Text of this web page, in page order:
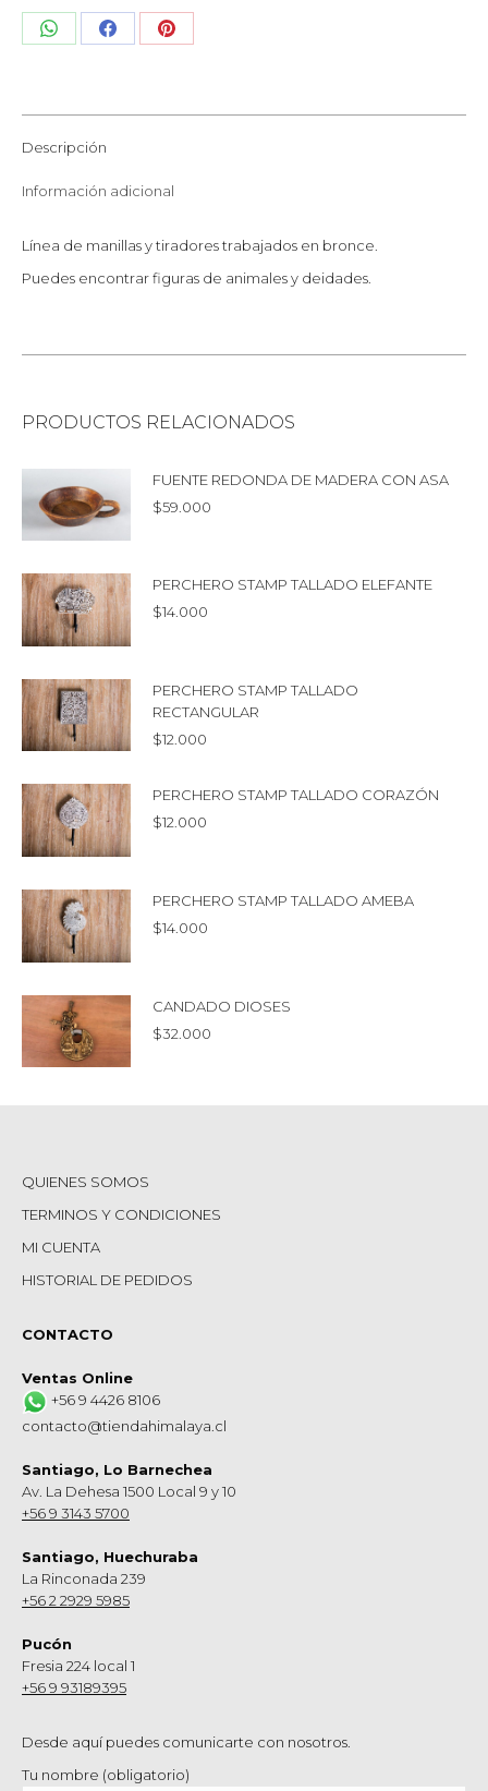
Share Share Share
Descripción
Información adicional
Línea de manillas y tiradores trabajados en bronce.
Puedes encontrar figuras de animales y deidades.
PRODUCTOS RELACIONADOS
FUENTE REDONDA DE MADERA CON ASA
$59.000
PERCHERO STAMP TALLADO ELEFANTE
$14.000
PERCHERO STAMP TALLADO
RECTANGULAR
$12.000
PERCHERO STAMP TALLADO CORAZÓN
$12.000
PERCHERO STAMP TALLADO AMEBA
$14.000
CANDADO DIOSES
$32.000
QUIENES SOMOS
TERMINOS Y CONDICIONES
MI CUENTA
HISTORIAL DE PEDIDOS
CONTACTO
Ventas Online
+56 9 4426 8106
contacto@tiendahimalaya.cl
Santiago, Lo Barnechea
Av. La Dehesa 1500 Local 9 y 10
+56 9 3143 5700
Santiago, Huechuraba
La Rinconada 239
+56 2 2929 5985
Pucón
Fresia 224 local 1
+56 9 93189395
Desde aquí puedes comunicarte con nosotros.
Tu nombre (obligatorio)